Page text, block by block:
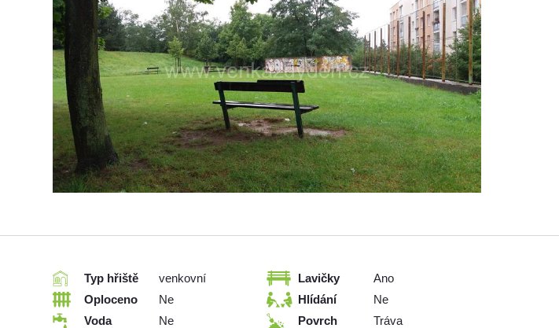
Typ hřiště
venkovní
Oploceno
Ne
Voda
Ne
Lavičky
Ano
Hlídání
Ne
Povrch
Tráva